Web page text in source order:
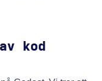
kod